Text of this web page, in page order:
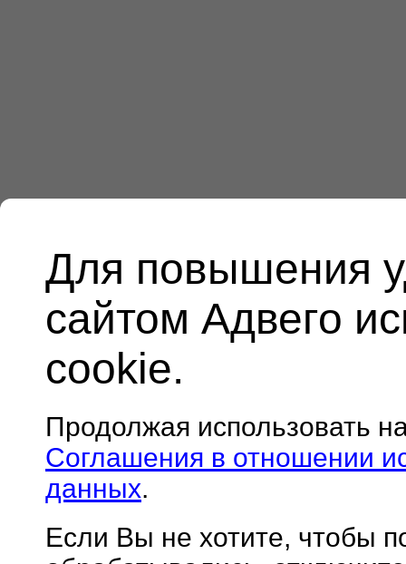
Для повышения
сайтом Адвего
cookie.
Продолжая использовать
Соглашения в отношении
данных.
Если Вы не хотите, чтобы